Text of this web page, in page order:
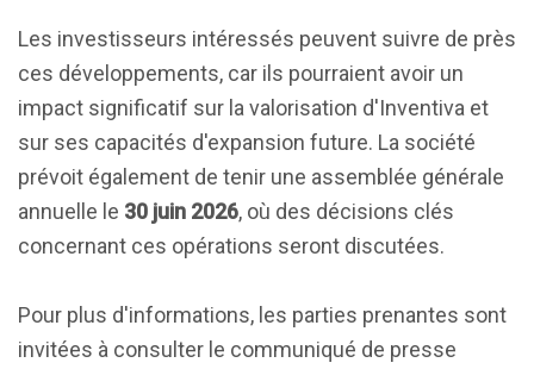
Les investisseurs intéressés peuvent suivre de près
ces développements, car ils pourraient avoir un
impact significatif sur la valorisation d'Inventiva et
sur ses capacités d'expansion future. La société
prévoit également de tenir une assemblée générale
annuelle le 30 juin 2026, où des décisions clés
concernant ces opérations seront discutées.
Pour plus d'informations, les parties prenantes sont
invitées à consulter le communiqué de presse